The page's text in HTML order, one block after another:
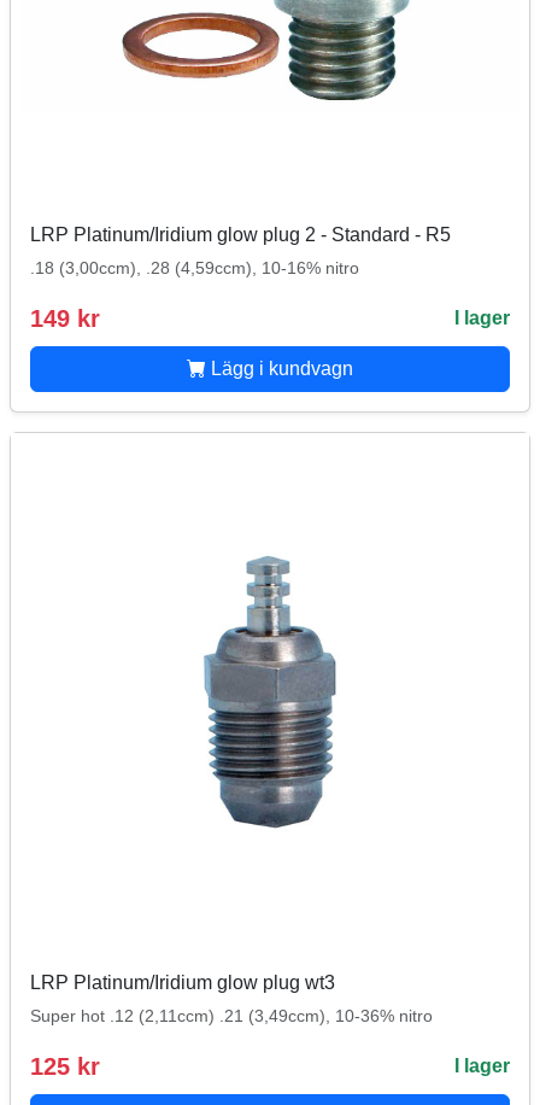
LRP Platinum/Iridium glow plug 2 - Standard - R5
.18 (3,00ccm), .28 (4,59ccm), 10-16% nitro
149 kr I lager
Lägg i kundvagn
LRP Platinum/Iridium glow plug wt3
Super hot .12 (2,11ccm) .21 (3,49ccm), 10-36% nitro
125 kr I lager